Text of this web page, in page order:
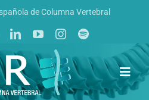
de Columna Vertebral